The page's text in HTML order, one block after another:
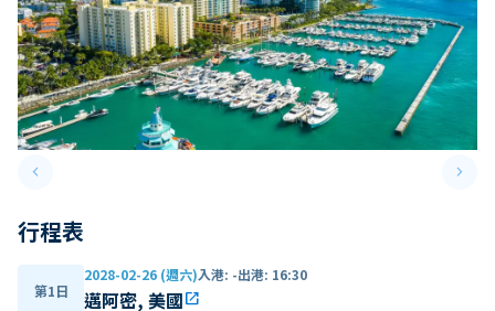
keyboard_arrow_leftPrevious slide keyboard_arrow_right
行程表
第1日
2028-02-26 (週六)入港: -出港: 16:30
邁阿密, 美國open_in_new